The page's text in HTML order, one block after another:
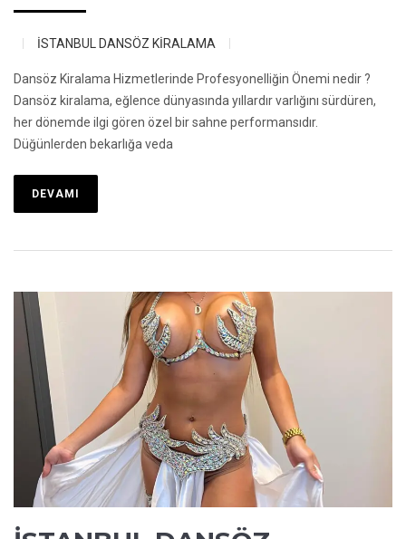
İSTANBUL DANSÖZ KİRALAMA
Dansöz Kiralama Hizmetlerinde Profesyonelliğin Önemi nedir ?
Dansöz kiralama, eğlence dünyasında yıllardır varlığını sürdüren,
her dönemde ilgi gören özel bir sahne performansıdır.
Düğünlerden bekarlığa veda
DEVAMI